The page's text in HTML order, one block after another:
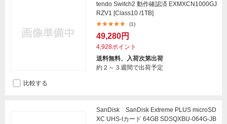
tendo Switch2 動作確認済 EXMXCN1000GJ
RZV1 [Class10 /1TB]
(1)
49,280円
4,928ポイント
送料無料、入荷次第出荷
約２～３週間で出荷予定
比較する
SanDisk SanDisk Extreme PLUS microSD
XC UHS-Iカード 64GB SDSQXBU-064G-JB